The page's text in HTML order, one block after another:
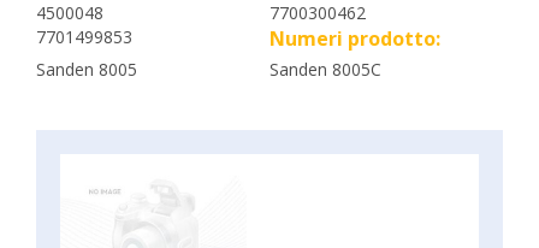
4500048
7700300462
7701499853
Numeri prodotto:
Sanden 8005 Sanden 8005C